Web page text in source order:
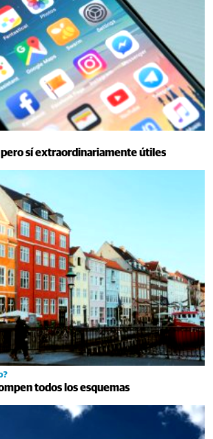
pero sí extraordinariamente útiles
todos los esquemas